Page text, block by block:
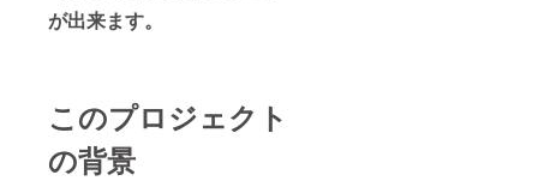
が出来ます。
このプロジェクト
の背景